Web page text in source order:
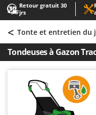
Retour gratuit 30
jrs
A
Abris de jardin
Accessoires pour
Aérateurs
Arracheuses de
Aspirateurs -
Aspirateurs à
Aspirateurs à
A
AgriEuro Premium
AgriEuro TOP-LINE
AGT
Airmec
AL-KO
< Tonte et entretien du
Tondeuses à Gazon